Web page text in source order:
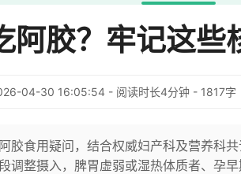
阿胶？牢记这些
04-30 16:05:54 - 阅读时长4分钟 - 1817字
胶食用疑问，结合权威妇产科及营养科
调整摄入，脾胃虚弱或湿热体质者、孕